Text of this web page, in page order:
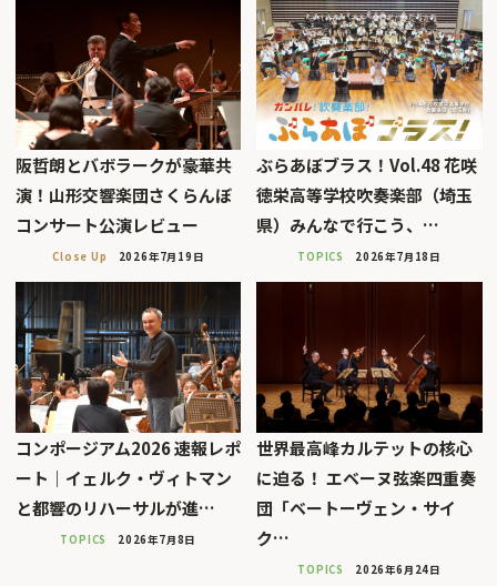
阪哲朗とバボラークが豪華共
演！山形交響楽団さくらんぼ
コンサート公演レビュー
Close Up 2026年7月19日
ぶらあぼブラス！Vol.48 花咲
徳栄高等学校吹奏楽部（埼玉
県）みんなで行こう、…
TOPICS 2026年7月18日
コンポージアム2026 速報レポ
ート｜イェルク・ヴィトマン
と都響のリハーサルが進…
TOPICS 2026年7月8日
世界最高峰カルテットの核心
に迫る！ エベーヌ弦楽四重奏
団「ベートーヴェン・サイ
ク…
TOPICS 2026年6月24日